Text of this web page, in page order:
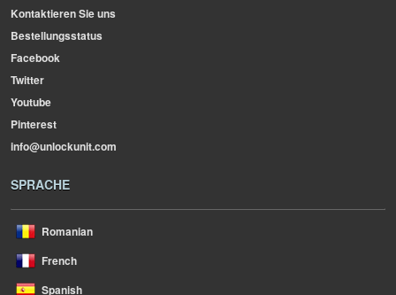
Kontaktieren Sie uns
Bestellungsstatus
Facebook
Twitter
Youtube
Pinterest
info@unlockunit.com
SPRACHE
Romanian
French
Spanish